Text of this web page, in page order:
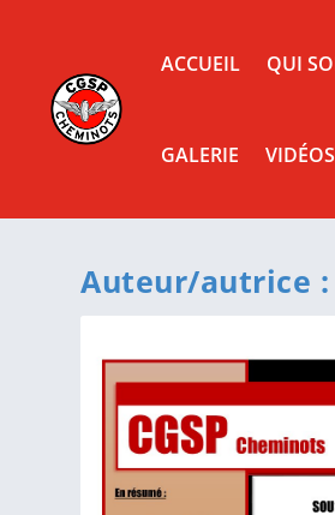
ACCUEIL QUI
GALERIE VIDÉOS
Auteur/autrice :